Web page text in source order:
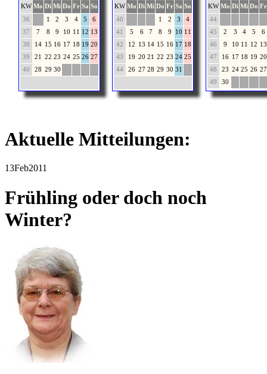
KW Mo Di Mi Do Fr Sa So
36
1 2 3 4 5
6
37
7 8 9 10 11 12 13
38
14 15 16 17 18 19 20
39
21 22 23 24 25 26 27
40
28 29 30
KW Mo Di Mi Do Fr Sa So
40
1 2 3
4
41
5 6 7 8 9 10 11
42
12 13 14 15 16 17 18
43
19 20 21 22 23 24 25
44
26 27 28 29 30 31
KW Mo Di Mi Do Fr
44
45
2 3 4 5
6
46
9 10 11 12 13
47
16 17 18 19 20
48
23 24 25 26 27
49
30
Aktuelle Mitteilungen:
13Feb2011
Frühling oder doch noch
Winter?